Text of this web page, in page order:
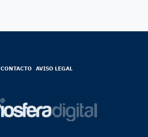
CONTACTO AVISO LEGAL